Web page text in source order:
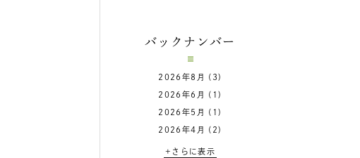
バックナンバー
2026年8月 (3)
2026年6月 (1)
2026年5月 (1)
2026年4月 (2)
+さらに表示